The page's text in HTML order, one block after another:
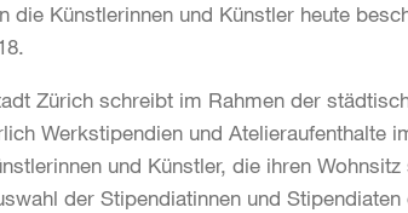
die Künstlerinnen und Künstler heute
Zürich schreibt im Rahmen der
Werkstipendien und Atelieraufenthalte
und Künstler, die ihren
der Stipendiatinnen und